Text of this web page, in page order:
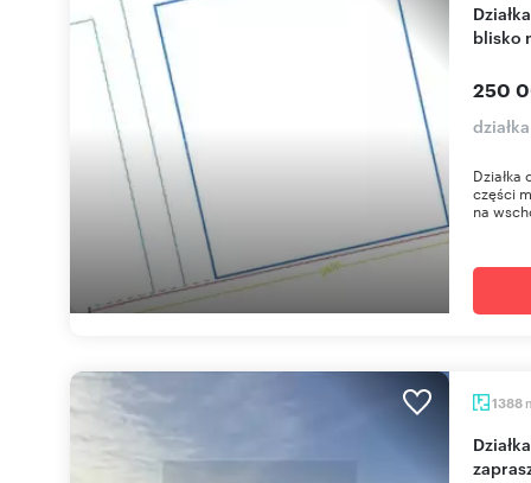
Działka 1051 m² z warunkami zabudowy, media,
blisko
250
części
na
1388
Działka 1388 m² z warunkami zabudowy i prądem